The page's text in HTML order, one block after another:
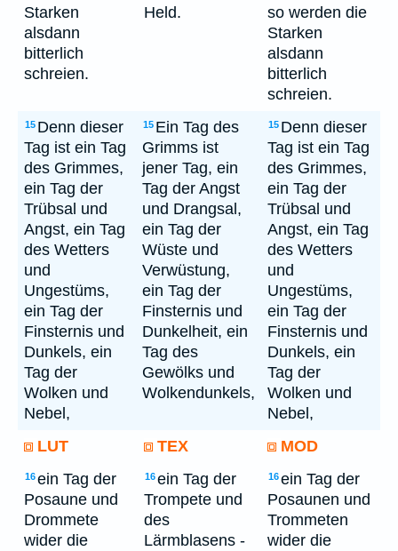
Starken
alsdann
bitterlich
schreien.
Held.
so werden die
Starken
alsdann
bitterlich
schreien.
15 Denn dieser
Tag ist ein Tag
des Grimmes,
ein Tag der
Trübsal und
Angst, ein Tag
des Wetters
und
Ungestüms,
ein Tag der
Finsternis und
Dunkels, ein
Tag der
Wolken und
Nebel,
15 Ein Tag des
Grimms ist
jener Tag, ein
Tag der Angst
und Drangsal,
ein Tag der
Wüste und
Verwüstung,
ein Tag der
Finsternis und
Dunkelheit, ein
Tag des
Gewölks und
Wolkendunkels,
15 Denn dieser
Tag ist ein Tag
des Grimmes,
ein Tag der
Trübsal und
Angst, ein Tag
des Wetters
und
Ungestüms,
ein Tag der
Finsternis und
Dunkels, ein
Tag der
Wolken und
Nebel,
LUT
TEX MOD
16ein Tag der
Posaune und
Drommete
wider die
16ein Tag der
Trompete und
des
Lärmblasens -
16ein Tag der
Posaunen und
Trommeten
wider die